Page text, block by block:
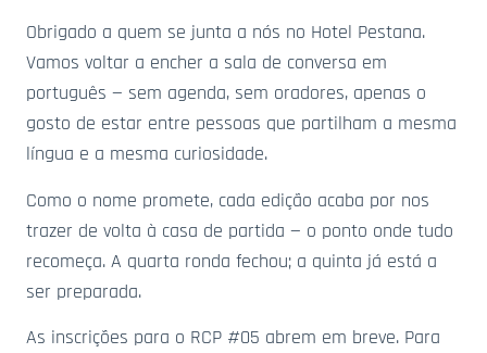
Obrigado a quem se junta a nós no Hotel Pestana.
Vamos voltar a encher a sala de conversa em
português — sem agenda, sem oradores, apenas o
gosto de estar entre pessoas que partilham a mesma
língua e a mesma curiosidade.
Como o nome promete, cada edição acaba por nos
trazer de volta à casa de partida — o ponto onde tudo
recomeça. A quarta ronda fechou; a quinta já está a
ser preparada.
As inscrições para o RCP #05 abrem em breve. Para